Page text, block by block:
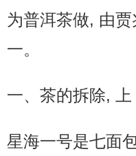
为普洱茶做, 由
一。
一、茶的拆除, 上
星海一号是七面